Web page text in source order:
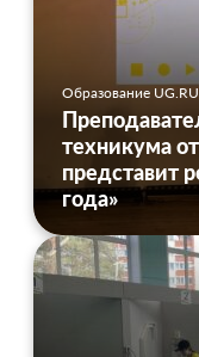
Образование UG.RU
техникума
представит
года»